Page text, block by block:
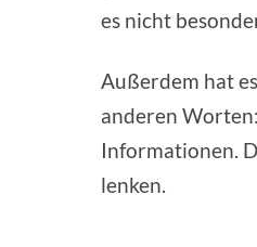
es nicht
Außerdem hat
anderen
Informationen.
lenken.